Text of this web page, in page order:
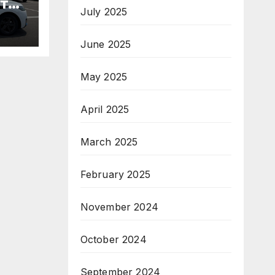
July 2025
June 2025
May 2025
April 2025
March 2025
February 2025
November 2024
October 2024
September 2024